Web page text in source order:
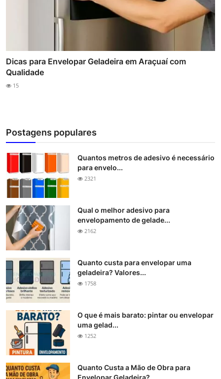
Dicas para Envelopar Geladeira em Araçuaí com
Qualidade
15
Postagens populares
Quantos metros de adesivo é necessário
para envelo...
2321
Qual o melhor adesivo para
envelopamento de gelade...
2162
Quanto custa para envelopar uma
geladeira? Valores...
1758
O que é mais barato: pintar ou envelopar
uma gelad...
1252
Quanto Custa a Mão de Obra para
Envelopar Geladeira?